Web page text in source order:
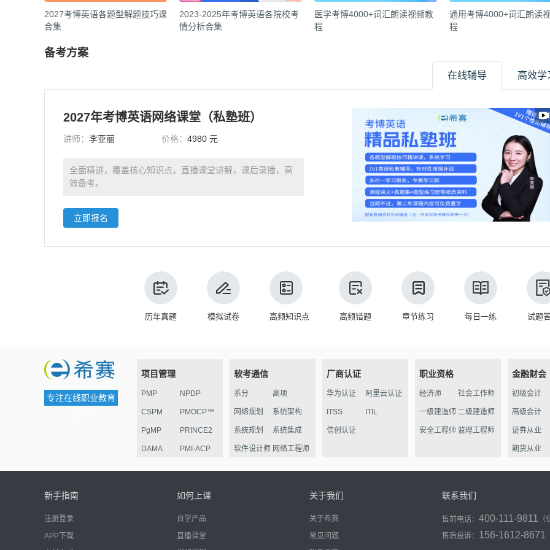
2027考博英语各题型解题技巧课
合集
2023-2025年考博英语各院校考
情分析合集
医学考博4000+词汇朗读视频教
程
通用考博4000+词汇朗读
程
备考方案
在线辅导 高效学
2027年考博英语网络课堂（私塾班）
讲师： 李亚丽 价格： 4980 元
全面精讲，覆盖核心知识点，直播课堂讲解，课后录播，高
效备考。
立即报名
历年真题 模拟试卷 高频知识点 高频错题 章节练习 每日一练 试题
专注在线职业教育
项目管理
PMP NPDP
CSPM PMOCP™
PgMP PRINCE2
DAMA PMI-ACP
软考通信
系分 高项
网络规划 系统架构
系统规划 系统集成
软件设计师 网络工程师
厂商认证
华为认证 阿里云认证
ITSS ITIL
信创认证
职业资格
经济师 社会工作师
一级建造师 二级建造师
安全工程师 监理工程师
金融财会
初级会计
高级会计
证券从业
期货从业
新手指南
注册登录
APP下载
如何上课
自学产品
直播课堂
关于我们
关于希赛
常见问题
联系我们
售前电话： 400-111-9811
售后投诉： 156-1612-8671